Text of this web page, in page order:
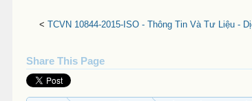
< TCVN 10844-2015-ISO - Thông Tin Và Tư Liệu -
Share This Page